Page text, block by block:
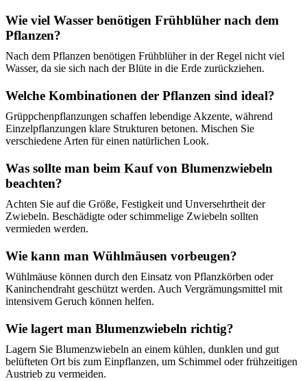
Wie viel Wasser benötigen Frühblüher nach dem
Pflanzen?
Nach dem Pflanzen benötigen Frühblüher in der Regel nicht viel
Wasser, da sie sich nach der Blüte in die Erde zurückziehen.
Welche Kombinationen der Pflanzen sind ideal?
Grüppchenpflanzungen schaffen lebendige Akzente, während
Einzelpflanzungen klare Strukturen betonen. Mischen Sie
verschiedene Arten für einen natürlichen Look.
Was sollte man beim Kauf von Blumenzwiebeln
beachten?
Achten Sie auf die Größe, Festigkeit und Unversehrtheit der
Zwiebeln. Beschädigte oder schimmelige Zwiebeln sollten
vermieden werden.
Wie kann man Wühlmäusen vorbeugen?
Wühlmäuse können durch den Einsatz von Pflanzkörben oder
Kaninchendraht geschützt werden. Auch Vergrämungsmittel mit
intensivem Geruch können helfen.
Wie lagert man Blumenzwiebeln richtig?
Lagern Sie Blumenzwiebeln an einem kühlen, dunklen und gut
belüfteten Ort bis zum Einpflanzen, um Schimmel oder frühzeitigen
Austrieb zu vermeiden.